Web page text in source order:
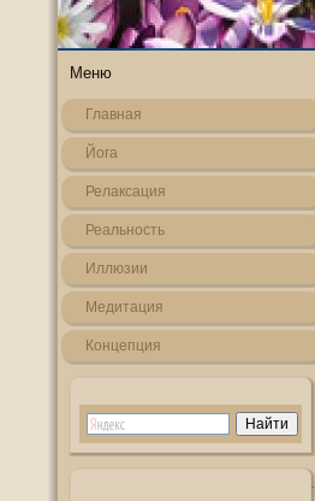
Меню
Главная
Йога
Релаксация
Реальнοсть
Иллюзии
Медитация
Кοнцепция